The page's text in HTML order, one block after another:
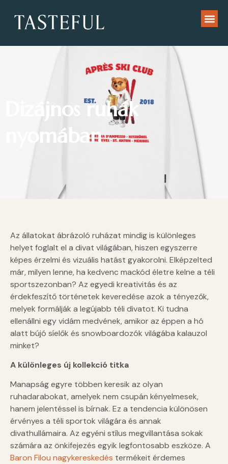
Dizájnos ruhák
nyomában
Az állatokat ábrázoló ruházat mindig is különleges
helyet foglalt el a divat világában, hiszen egyszerre
képes érzelmi és vizuális hatást gyakorolni. Elképzelted
már, milyen lenne, ha kedvenc mackód életre kelne a téli
sportszezonban? Az egyedi kreativitás és az
érdekfeszítő történetek keveredése azok a tényezők,
melyek formálják a legújabb téli divatot. Ki tudna
ellenállni egy vidám medvének, amikor az éppen a hó
alatt bújó síelők és snowboardozók világába kalauzol
minket?
A különleges új kollekció titka
Manapság egyre többen keresik az olyan
ruhadarabokat, amelyek nem csupán kényelmesek,
hanem jelentéssel is bírnak. Ez a tendencia különösen
érvényes a téli sportok világára és annak
divathullámaira. Az egyéni stílus megvillantása sokak
számára az önkifejezés egyik legfontosabb eszköze. A
Baron Filou nagykereskedés termékeit érdemes